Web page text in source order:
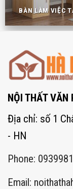
BÀN LÀM VIỆC
NỘI THẤT VĂN
Địa chỉ: số 1
- HN
Phone:
Email: